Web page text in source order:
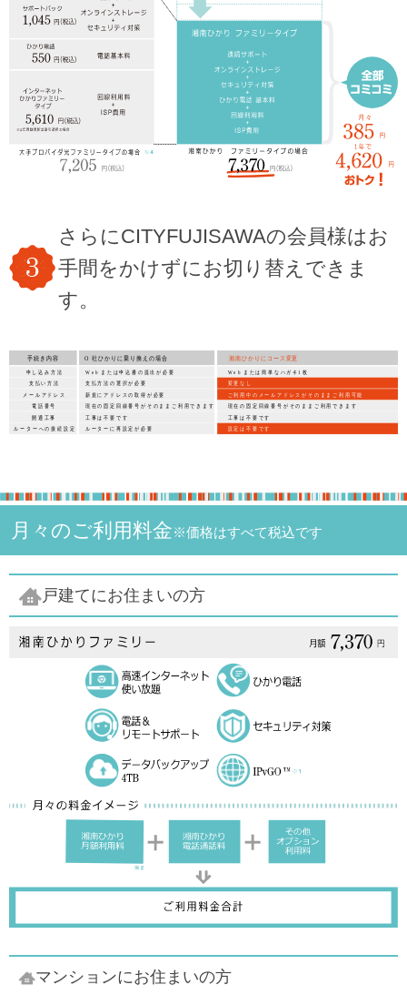
さらにCITYFUJISAWAの会員様はお
手間をかけずにお切り替えできま
す。
月々のご利用料金※価格はすべて税込です
戸建てにお住まいの方
マンションにお住まいの方